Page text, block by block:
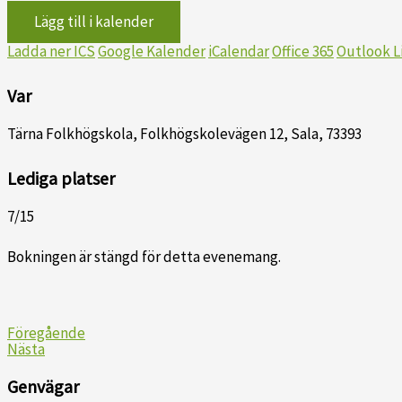
Lägg till i kalender
Ladda ner ICSGoogle KalenderiCalendarOffice 365Outlook
Var
Tärna Folkhögskola, Folkhögskolevägen 12, Sala, 73393
Lediga platser
7/15
Bokningen är stängd för detta evenemang.
Föregående
Nästa
Genvägar